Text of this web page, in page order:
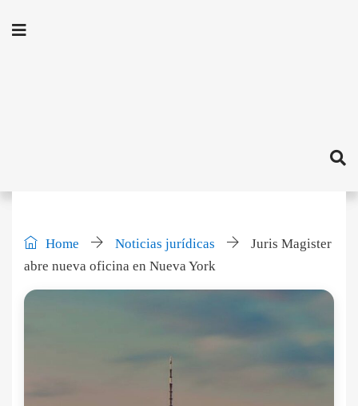
Home Noticias jurídicas
Juris Magister
abre nueva oficina en Nueva York